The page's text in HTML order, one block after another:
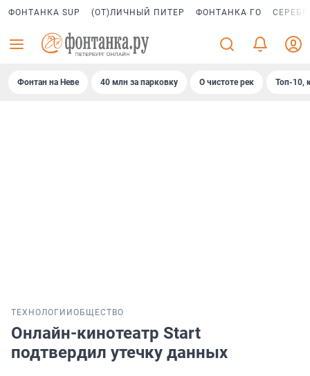
ФОНТАНКА SUP (ОТ)ЛИЧНЫЙ ПИТЕР ФОНТАНКА ГО
Фонтан на Неве 40 млн за парковку О чистоте рек Топ-10,
ТЕХНОЛОГИИ ОБЩЕСТВО
Онлайн-кинотеатр Start
подтвердил утечку данных